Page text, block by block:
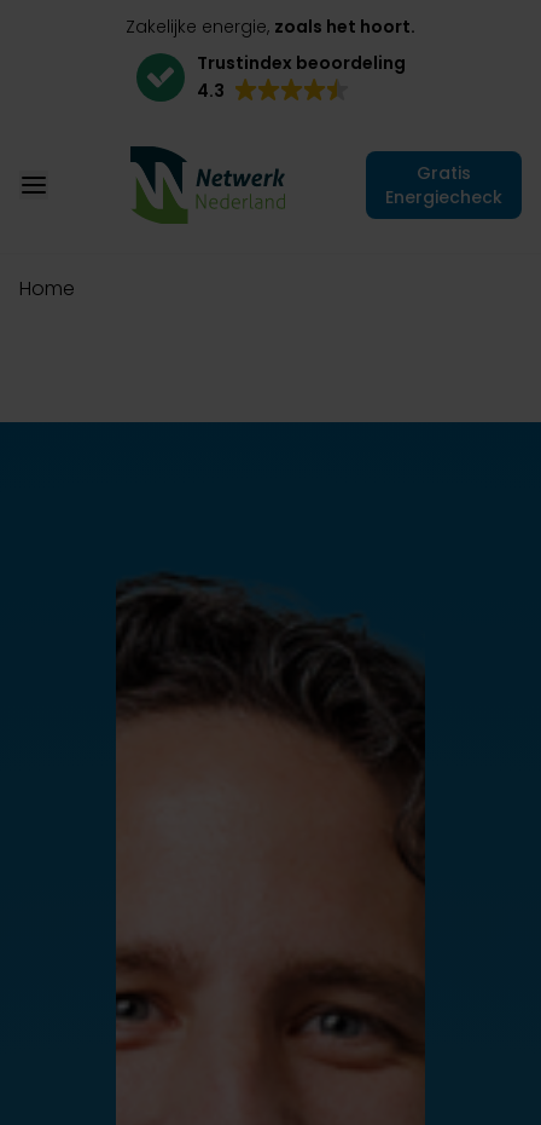
Zakelijke energie, zoals het hoort.
Trustindex beoordeling
4.3
Gratis
Energiecheck
Home